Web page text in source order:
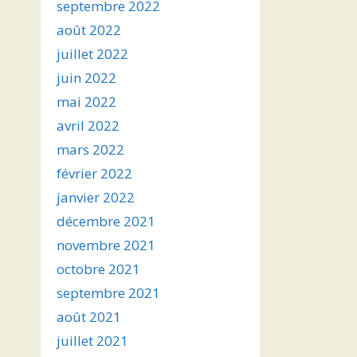
septembre 2022
août 2022
juillet 2022
juin 2022
mai 2022
avril 2022
mars 2022
février 2022
janvier 2022
décembre 2021
novembre 2021
octobre 2021
septembre 2021
août 2021
juillet 2021